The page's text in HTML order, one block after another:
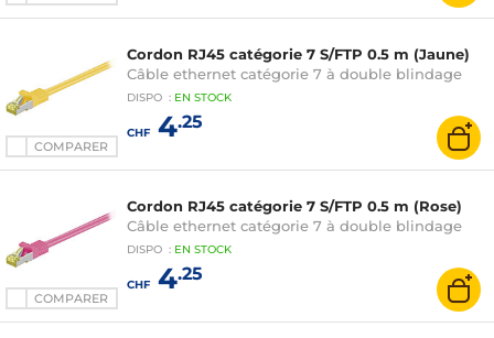
COMPARER
Cordon RJ45 catégorie 7 S/FTP 0.5 m (Jaune)
Câble ethernet catégorie 7 à double blindage
DISPO : EN STOCK
CHF4.25
COMPARER
Cordon RJ45 catégorie 7 S/FTP 0.5 m (Rose)
Câble ethernet catégorie 7 à double blindage
DISPO : EN STOCK
CHF4.25